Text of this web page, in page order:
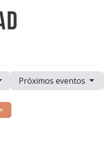
Próximos eventos
×